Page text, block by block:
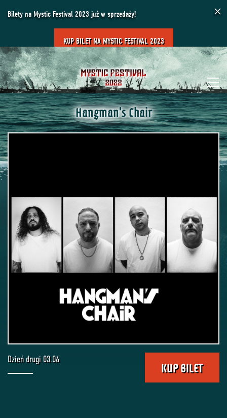
Bilety na Mystic Festival 2023 już w sprzedaży!
KUP BILET NA MYSTIC FESTIVAL 2023
×
Hangman's Chair
Dzień drugi 03.06 KUP BILET